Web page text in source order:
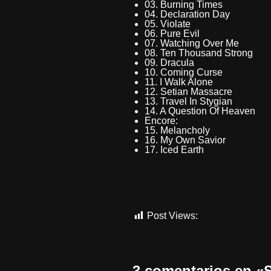
03. Burning Times
04. Declaration Day
05. Violate
06. Pure Evil
07. Watching Over Me
08. Ten Thousand Strong
09. Dracula
10. Coming Curse
11. I Walk Alone
12. Setian Massacre
13. Travel In Stygian
14. A Question Of Heaven
Encore:
15. Melancholy
16. My Own Savior
17. Iced Earth
Post Views: